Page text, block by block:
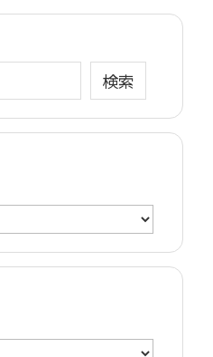
検索